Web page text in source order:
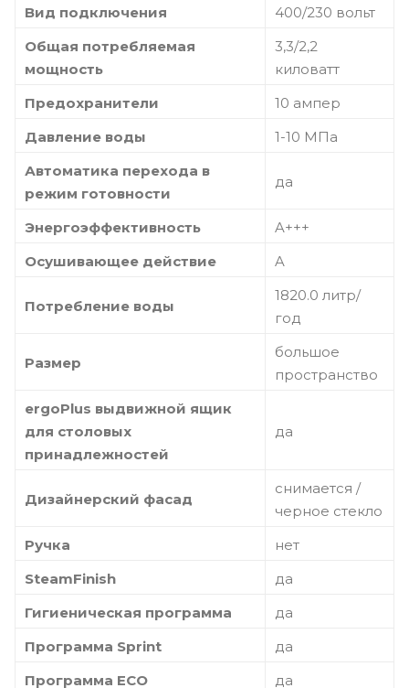
Вид подключения
400/230 вольт
Общая потребляемая
мощность
3,3/2,2
киловатт
Предохранители
10 ампер
Давление воды
1-10 МПа
Автоматика перехода в
режим готовности
да
Энергоэффективность
A+++
Осушивающее действие
A
Потребление воды
1820.0 литр/
год
Размер
большое
пространство
ergoPlus выдвижной ящик
для столовых
принадлежностей
да
Дизайнерский фасад
снимается /
черное стекло
Ручка
нет
SteamFinish
да
Гигиеническая программа
да
Программа Sprint
да
Программа ECO
да